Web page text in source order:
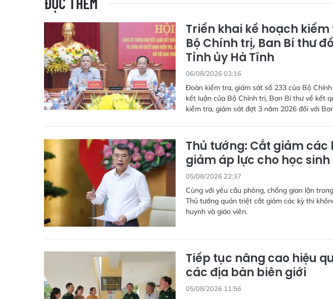
Triển khai kế hoạch
Bộ Chính trị, Ban Bí thư
Tỉnh ủy Hà Tĩnh
06/08/2026 03:16
Đoàn kiểm tra, giám sát số 233 của Bộ
kết luận của Bộ Chính trị, Ban Bí thư về kết
kiểm tra, giám sát đợt 3 năm 2026 đối với
Thủ tướng: Cắt giảm
giảm áp lực cho học sinh
05/08/2026 22:37
Cùng với yêu cầu phòng, chống gian lận
Thủ tướng quán triệt cắt giảm các kỳ thi
huynh và giáo viên.
Tiếp tục nâng cao hiệu
các địa bàn biên giới
05/08/2026 11:56